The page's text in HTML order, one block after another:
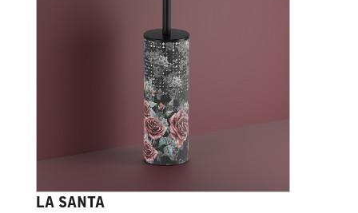
LA SANTA